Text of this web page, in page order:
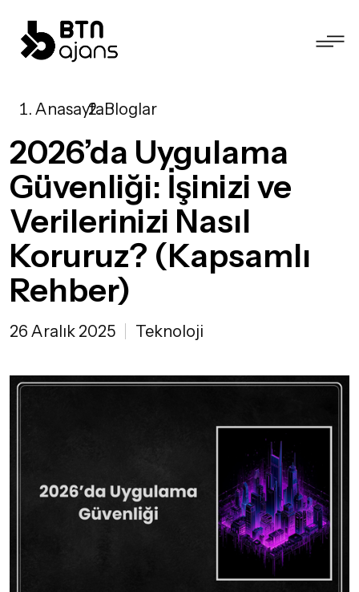
AnasayfaBloglar
2026’da Uygulama
Güvenliği: İşinizi ve
Verilerinizi Nasıl
Koruruz? (Kapsamlı
Rehber)
26 Aralık 2025 Teknoloji